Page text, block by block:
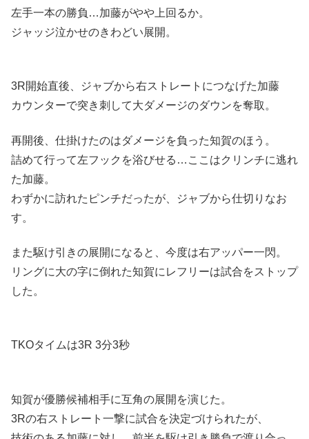
左手一本の勝負…加藤がやや上回るか。
ジャッジ泣かせのきわどい展開。
3R開始直後、ジャブから右ストレートにつなげた加藤
カウンターで突き刺して大ダメージのダウンを奪取。
再開後、仕掛けたのはダメージを負った知賀のほう。
詰めて行って左フックを浴びせる…ここはクリンチに逃れ
た加藤。
わずかに訪れたピンチだったが、ジャブから仕切りなお
す。
また駆け引きの展開になると、今度は右アッパー一閃。
リングに大の字に倒れた知賀にレフリーは試合をストップ
した。
TKOタイムは3R 3分3秒
知賀が優勝候補相手に互角の展開を演じた。
3Rの右ストレート一撃に試合を決定づけられたが、